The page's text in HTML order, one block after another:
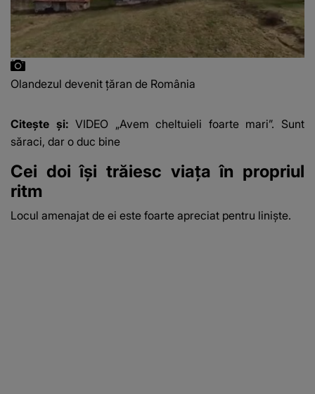
Olandezul devenit țăran de România
Citește și:VIDEO „Avem cheltuieli foarte mari”. Sunt
săraci, dar o duc bine
Cei doi își trăiesc viața în propriul
ritm
Locul amenajat de ei este foarte apreciat pentru liniște.